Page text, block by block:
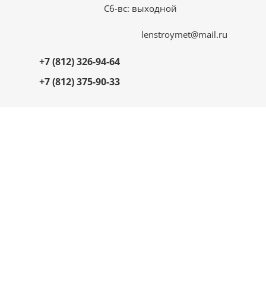
Сб-вс: выходной
+7 (812) 326-94-64
+7 (812) 375-90-33
lenstroymet@mail.ru